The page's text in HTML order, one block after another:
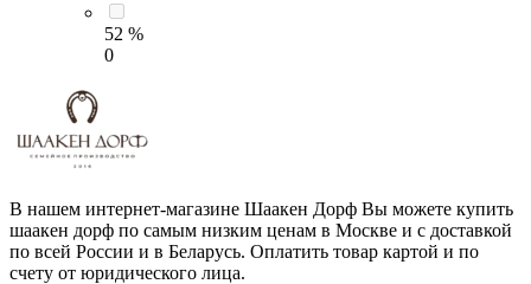
52 %
0
В нашем интернет-магазине Шаакен Дорф Вы можете купить
шаакен дорф по самым низким ценам в Москве и с доставкой
по всей России и в Беларусь. Оплатить товар картой и по
счету от юридического лица.